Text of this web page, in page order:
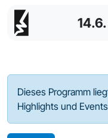
Programm -
Dieses Programm
Highlights und